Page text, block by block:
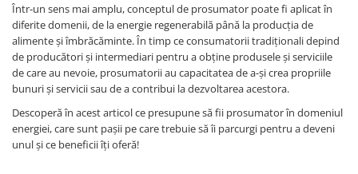
Invertoare On-grid
Invertoare Off-grid
Controlere solare
MPPT
PWM
Convertoare de tensiune
Sisteme de stocare energie
Într-un sens mai amplu, conceptul de prosumator poate fi aplicat în
diferite domenii, de la energie regenerabilă până la producția de
alimente și îmbrăcăminte. În timp ce consumatorii tradiționali depind
de producători și intermediari pentru a obține produsele și serviciile
de care au nevoie, prosumatorii au capacitatea de a-și crea propriile
bunuri și servicii sau de a contribui la dezvoltarea acestora.
Descoperă în acest articol ce presupune să fii prosumator în domeniul
energiei, care sunt pașii pe care trebuie să îi parcurgi pentru a deveni
unul și ce beneficii îți oferă!